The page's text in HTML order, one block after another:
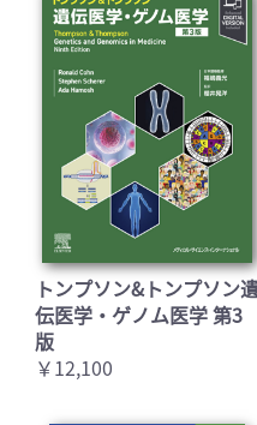
トンプソン&トンプソン
伝医学・ゲノム医学 第3
版
￥12,100